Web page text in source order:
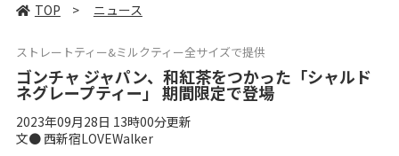
TOP > ニュース
ストレートティー&ミルクティー全サイズで提供
ゴンチャ ジャパン、和紅茶をつかった「シャルド
ネグレープティー」 期間限定で登場
2023年09月28日 13時00分更新
文● 西新宿LOVEWalker